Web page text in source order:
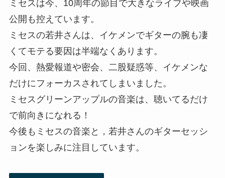
ミセスは今、10周年の節目で大きなライブや映画
公開も控えています。
ミセスの若井さんは、イケメンでギターの腕も凄
くてモテる要因は半端なくあります。
今回、熱愛報道や密会、二股疑惑等、イケメンな
だけにフォーカスされてしまいました。
ミセスグリーンアップルの音楽は、聴いてるだけ
で前向きになれる！
今後もミセスの音楽と，若井さんのギターセッシ
ョンを楽しみに注目しています。